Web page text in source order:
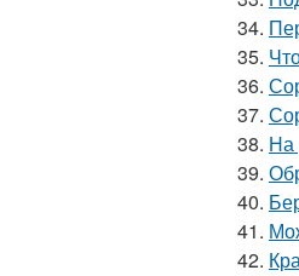
34.
35.
36.
37.
38. На
39.
40.
41.
42.